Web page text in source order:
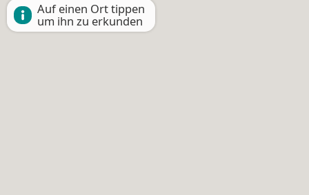
Auf einen Ort tippen
um ihn zu erkunden